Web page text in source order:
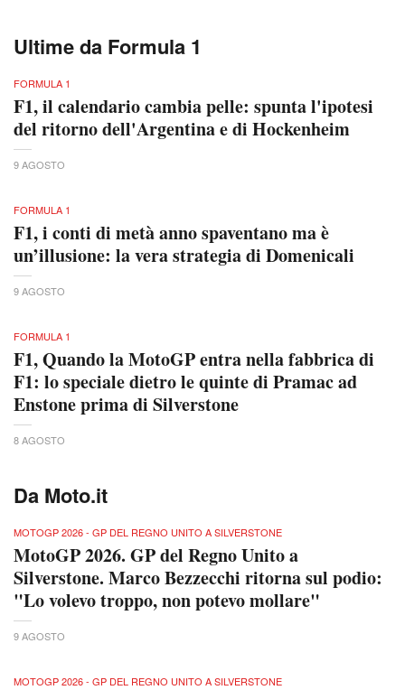
Ultime da Formula 1
FORMULA 1
F1, il calendario cambia pelle: spunta l'ipotesi
del ritorno dell'Argentina e di Hockenheim
9 AGOSTO
FORMULA 1
F1, i conti di metà anno spaventano ma è
un’illusione: la vera strategia di Domenicali
9 AGOSTO
FORMULA 1
F1, Quando la MotoGP entra nella fabbrica di
F1: lo speciale dietro le quinte di Pramac ad
Enstone prima di Silverstone
8 AGOSTO
Da Moto.it
MOTOGP 2026 - GP DEL REGNO UNITO A SILVERSTONE
MotoGP 2026. GP del Regno Unito a
Silverstone. Marco Bezzecchi ritorna sul podio:
"Lo volevo troppo, non potevo mollare"
9 AGOSTO
MOTOGP 2026 - GP DEL REGNO UNITO A SILVERSTONE